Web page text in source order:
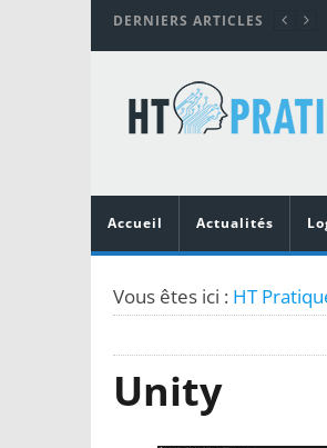
DERNIERS ARTICLES
Accueil
Actualités
Vous êtes ici : HT
Unity